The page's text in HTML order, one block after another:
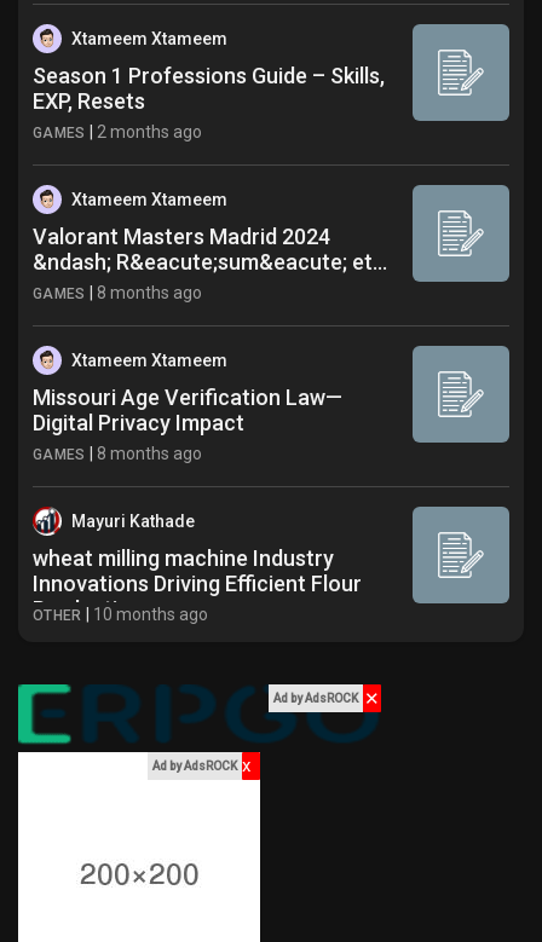
Xtameem Xtameem
Season 1 Professions Guide – Skills,
EXP, Resets
GAMES | 2 months ago
Xtameem Xtameem
Valorant Masters Madrid 2024
&ndash; R&eacute;sum&eacute; et...
GAMES | 8 months ago
Xtameem Xtameem
Missouri Age Verification Law—
Digital Privacy Impact
GAMES | 8 months ago
Mayuri Kathade
wheat milling machine Industry
Innovations Driving Efficient Flour
Production
OTHER | 10 months ago
Ad by AdsROCK ✕
Ad by AdsROCK x